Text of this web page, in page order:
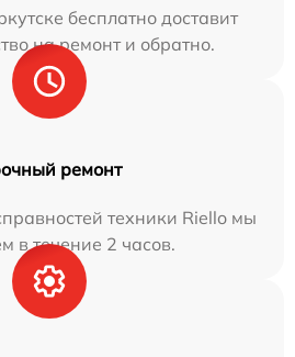
бесплатно доставит
на ремонт и обратно.
ремонт
техники Riello мы
в течение 2 часов.